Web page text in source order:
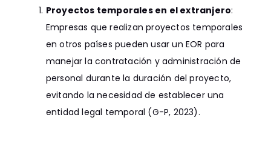
Proyectos temporales en el extranjero:
Empresas que realizan proyectos temporales
en otros países pueden usar un EOR para
manejar la contratación y administración de
personal durante la duración del proyecto,
evitando la necesidad de establecer una
entidad legal temporal (G-P, 2023).